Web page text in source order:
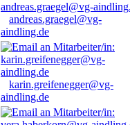
andreas.graegel@vg-
aindling.de
karin.greifenegger@vg-
aindling.de